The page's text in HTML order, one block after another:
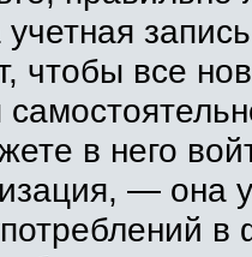
чтобы все
в него
— она